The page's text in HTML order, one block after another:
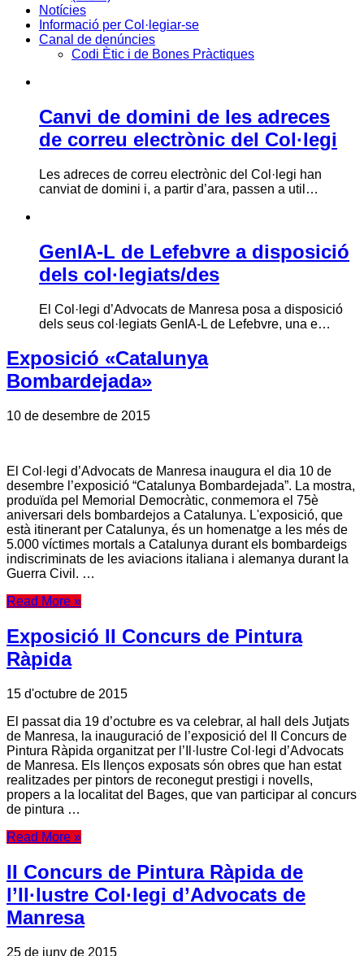
Notícies
Informació per Col·legiar-se
Canal de denúncies
Codi Ètic i de Bones Pràctiques
Canvi de domini de les adreces
de correu electrònic del Col·legi
Les adreces de correu electrònic del Col·legi han
canviat de domini i, a partir d’ara, passen a util…
GenIA-L de Lefebvre a disposició
dels col·legiats/des
El Col·legi d’Advocats de Manresa posa a disposició
dels seus col·legiats GenIA-L de Lefebvre, una e…
Exposició «Catalunya
Bombardejada»
10 de desembre de 2015
El Col·legi d’Advocats de Manresa inaugura el dia 10 de
desembre l’exposició “Catalunya Bombardejada”. La mostra,
produïda pel Memorial Democràtic, conmemora el 75è
aniversari dels bombardejos a Catalunya. L'exposició, que
està itinerant per Catalunya, és un homenatge a les més de
5.000 víctimes mortals a Catalunya durant els bombardeigs
indiscriminats de les aviacions italiana i alemanya durant la
Guerra Civil. …
Read More »
Exposició II Concurs de Pintura
Ràpida
15 d'octubre de 2015
El passat dia 19 d’octubre es va celebrar, al hall dels Jutjats
de Manresa, la inauguració de l’exposició del II Concurs de
Pintura Ràpida organitzat per l’Il·lustre Col·legi d’Advocats
de Manresa. Els llenços exposats són obres que han estat
realitzades per pintors de reconegut prestigi i novells,
propers a la localitat del Bages, que van participar al concurs
de pintura …
Read More »
II Concurs de Pintura Ràpida de
l’Il·lustre Col·legi d’Advocats de
Manresa
25 de juny de 2015